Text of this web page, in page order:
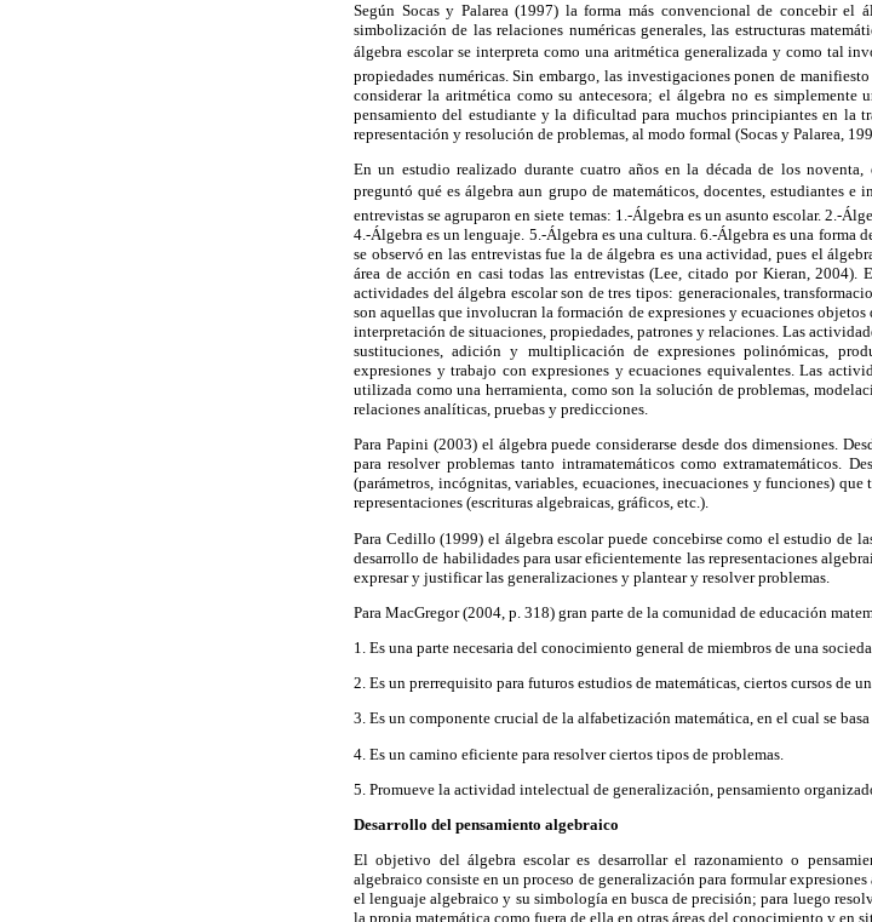
Según Socas y Palarea (1997) la forma más convencional de concebir el
simbolización de las relaciones numéricas generales, las estructuras
álgebra escolar se interpreta como una aritmética generalizada y como tal
propiedades numéricas. Sin embargo, las investigaciones ponen de
considerar la aritmética como su antecesora; el álgebra no es
pensamiento del estudiante y la dificultad para muchos principiantes en la
representación y resolución de problemas, al modo formal (Socas y Palarea,
En un estudio realizado durante cuatro años en la década de los
preguntó qué es álgebra aun grupo de matemáticos, docentes, estudiantes
entrevistas se agruparon en siete temas: 1.-Álgebra es un asunto escolar. 2.-
4.-Álgebra es un lenguaje. 5.-Álgebra es una cultura. 6.-Álgebra es una forma
se observó en las entrevistas fue la de álgebra es una actividad, pues el
área de acción en casi todas las entrevistas (Lee, citado por Kieran,
actividades del álgebra escolar son de tres tipos: generacionales,
son aquellas que involucran la formación de expresiones y ecuaciones
interpretación de situaciones, propiedades, patrones y relaciones. Las
sustituciones, adición y multiplicación de expresiones polinómicas,
expresiones y trabajo con expresiones y ecuaciones equivalentes. Las
utilizada como una herramienta, como son la solución de problemas,
relaciones analíticas, pruebas y predicciones.
Para Papini (2003) el álgebra puede considerarse desde dos dimensiones.
para resolver problemas tanto intramatemáticos como extramatemáticos.
(parámetros, incógnitas, variables, ecuaciones, inecuaciones y funciones)
representaciones (escrituras algebraicas, gráficos, etc.).
Para Cedillo (1999) el álgebra escolar puede concebirse como el estudio de
desarrollo de habilidades para usar eficientemente las representaciones
expresar y justificar las generalizaciones y plantear y resolver problemas.
Para MacGregor (2004, p. 318) gran parte de la comunidad de educación
1. Es una parte necesaria del conocimiento general de miembros de una
2. Es un prerrequisito para futuros estudios de matemáticas, ciertos cursos de
3. Es un componente crucial de la alfabetización matemática, en el cual se
4. Es un camino eficiente para resolver ciertos tipos de problemas.
5. Promueve la actividad intelectual de generalización, pensamiento
Desarrollo del pensamiento algebraico
El objetivo del álgebra escolar es desarrollar el razonamiento o
algebraico consiste en un proceso de generalización para formular
el lenguaje algebraico y su simbología en busca de precisión; para luego
la propia matemática como fuera de ella en otras áreas del conocimiento y en